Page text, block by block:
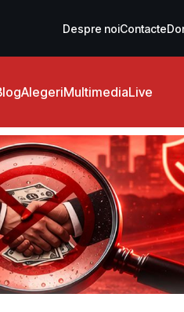
Despre noiContacte
AlegeriMultimediaLive